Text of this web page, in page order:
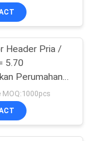
Header Pria /
5.70
Perumahan
Wire
MOQ:1000pcs